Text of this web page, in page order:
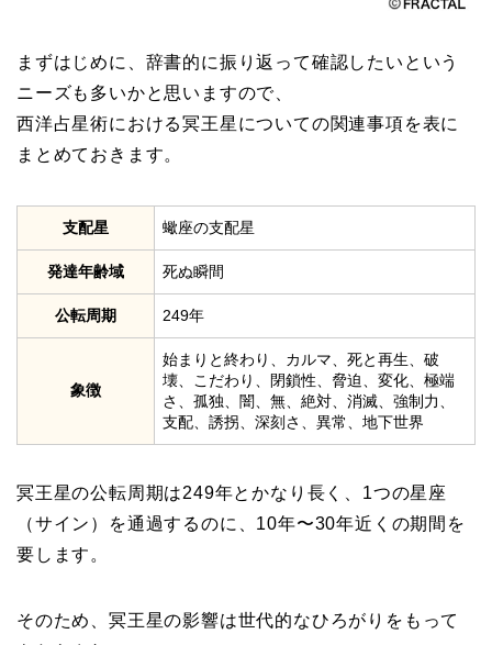
まずはじめに、辞書的に振り返って確認したいという
ニーズも多いかと思いますので、
西洋占星術における冥王星についての関連事項を表に
まとめておきます。
支配星 蠍座の支配星
発達年齢域 死ぬ瞬間
公転周期 249年
象徴
始まりと終わり、カルマ、死と再生、破
壊、こだわり、閉鎖性、脅迫、変化、極端
さ、孤独、闇、無、絶対、消滅、強制力、
支配、誘拐、深刻さ、異常、地下世界
冥王星の公転周期は249年とかなり長く、1つの星座
（サイン）を通過するのに、10年〜30年近くの期間を
要します。
そのため、冥王星の影響は世代的なひろがりをもって